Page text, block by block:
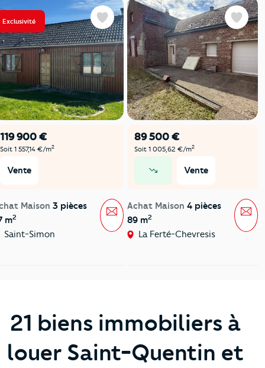
Exclusivité
119 900 €
Soit 1 557,14 €/m2
Vente
Maison 3 pièces
m2
Saint-Simon
Favoris
Message
89 500 €
Soit 1 005,62 €/m2
Vente
Achat Maison 4 pièces
89 m2
La Ferté-Chevresis
Favoris
21 biens immobiliers à
louer Saint-Quentin et